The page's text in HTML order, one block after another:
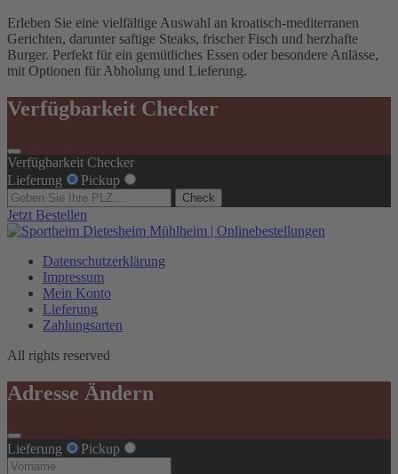
Erleben Sie eine vielfältige Auswahl an kroatisch-mediterranen
Gerichten, darunter saftige Steaks, frischer Fisch und herzhafte
Burger. Perfekt für ein gemütliches Essen oder besondere Anlässe,
mit Optionen für Abholung und Lieferung.
Verfügbarkeit Checker
Verfügbarkeit Checker
Lieferung
Pickup
Check
Jetzt Bestellen
Datenschutzerklärung
Impressum
Mein Konto
Lieferung
Zahlungsarten
All rights reserved
Adresse Ändern
Lieferung Pickup